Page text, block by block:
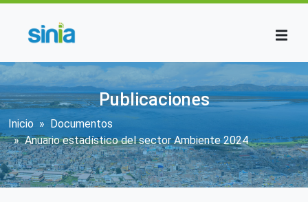
Publicaciones
Sobrescribir enlaces de ayuda a la
Inicio
Documentos
Anuario estadístico del sector Ambiente 2024